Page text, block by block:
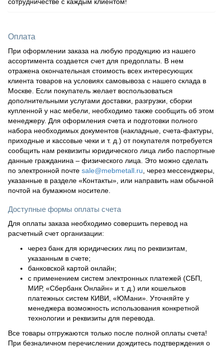
Оплата
При оформлении заказа на любую продукцию из нашего
ассортимента создается счет для предоплаты. В нем
отражена окончательная стоимость всех интересующих
клиента товаров на условиях самовывоза с нашего склада в
Москве. Если покупатель желает воспользоваться
дополнительными услугами доставки, разгрузки, сборки
купленной у нас мебели, необходимо также сообщить об этом
менеджеру. Для оформления счета и подготовки полного
набора необходимых документов (накладные, счета-фактуры,
приходные и кассовые чеки и т. д.) от покупателя потребуется
сообщить нам реквизиты юридического лица либо паспортные
данные гражданина – физического лица. Это можно сделать
по электронной почте sale@mebmetall.ru , через мессенджеры,
указанные в разделе «Контакты», или направить нам обычной
почтой на бумажном носителе.
Доступные формы оплаты счета
Для оплаты заказа необходимо совершить перевод на
расчетный счет организации:
через банк для юридических лиц по реквизитам,
указанным в счете;
банковской картой онлайн;
с применением систем электронных платежей (СБП,
МИР, «Сбербанк Онлайн» и т. д.) или кошельков
платежных систем КИВИ, «ЮМани». Уточняйте у
менеджера возможность использования конкретной
технологии и реквизиты для перевода.
Все товары отгружаются только после полной оплаты счета!
При безналичном перечислении дождитесь подтверждения о